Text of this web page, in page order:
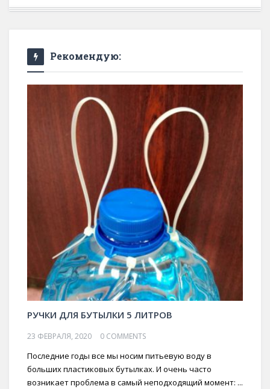
Рекомендую:
РУЧКИ ДЛЯ БУТЫЛКИ 5 ЛИТРОВ
23 ФЕВРАЛЯ, 2020 0 COMMENTS
Последние годы все мы носим питьевую воду в
больших пластиковых бутылках. И очень часто
возникает проблема в самый неподходящий момент: ...